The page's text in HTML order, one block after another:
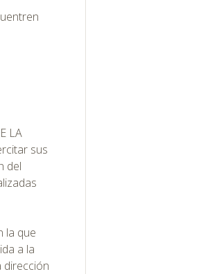
LA
sus
del
la que
a la
dirección